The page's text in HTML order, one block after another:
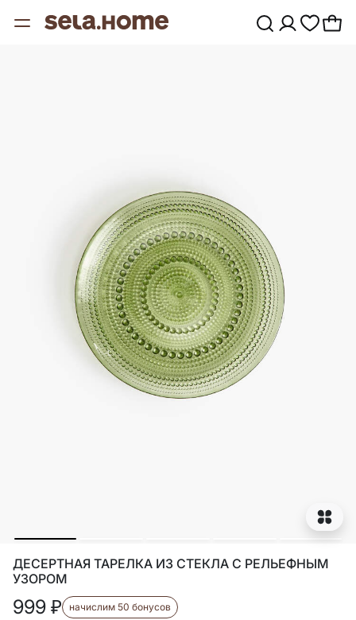
ДЕСЕРТНАЯ ТАРЕЛКА ИЗ СТЕКЛА С РЕЛЬЕФНЫМ
УЗОРОМ
999 ₽ начислим 50 бонусов